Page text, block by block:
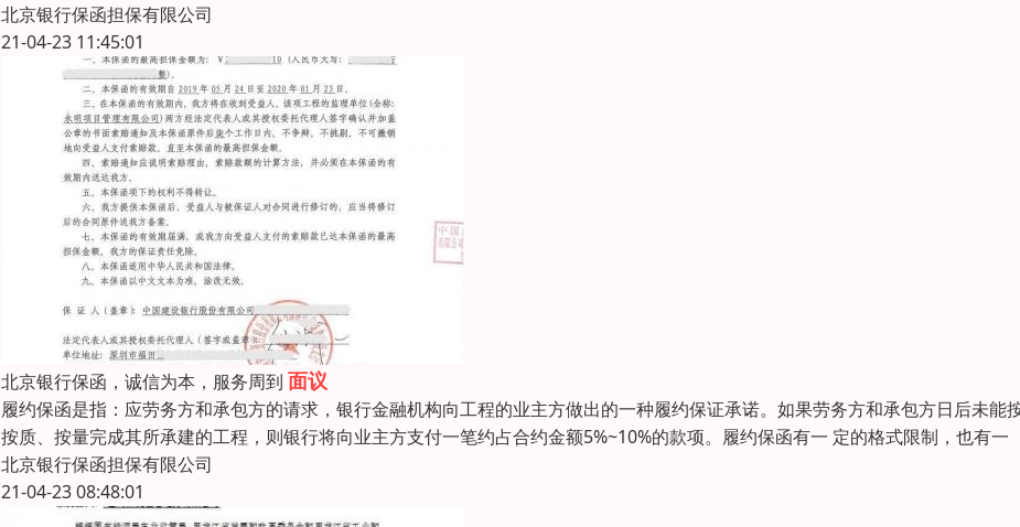
北京银行保函担保有限公司
21-04-23 11:45:01
北京银行保函，诚信为本，服务周到 面议
履约保函是指：应劳务方和承包方的请求，银行金融机构向工程的业主方做出的一种履约保证承诺。如果劳务方和承包方日后未能
按质、按量完成其所承建的工程，则银行将向业主方支付一笔约占合约金额5%~10%的款项。履约保函有一 定的格式限制，也有一
北京银行保函担保有限公司
21-04-23 08:48:01